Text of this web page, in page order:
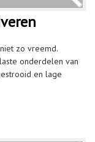
zo vreemd.
onderdelen van
en lage